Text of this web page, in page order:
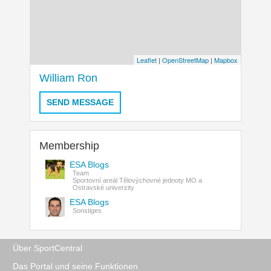
Leaflet | OpenStreetMap | Mapbox
William Ron
SEND MESSAGE
Membership
ESA Blogs
Team
Sportovní areál Tělovýchovné jednoty MO a
Ostravské univerzity
ESA Blogs
Sonstiges
Über SportCentral
Das Portal und seine Funktionen